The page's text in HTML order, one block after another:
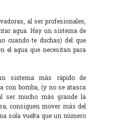
al ser profesionales,
agua. Hay un sistema de
cuando te duchas) del que
el agua que necesitan para
sistema más rápido de
con bomba, (y no se atasca
ser mucho más grande la
consiguen mover más del
sola vuelta que un número